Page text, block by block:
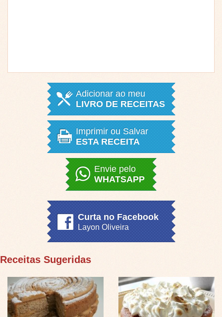
Adicionar ao meu
LIVRO DE RECEITAS
Imprimir ou Salvar
ESTA RECEITA
Envie pelo
WHATSAPP
Curta no Facebook
Layon Oliveira
Receitas Sugeridas